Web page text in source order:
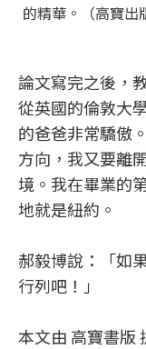
的精華。（高寶出
論文寫完之後，
從英國的倫敦大
的爸爸非常驕傲
方向，我又要離
境。我在畢業的
地就是紐約。
郝毅博說：「如
行列吧！」
本文由 高寶書版